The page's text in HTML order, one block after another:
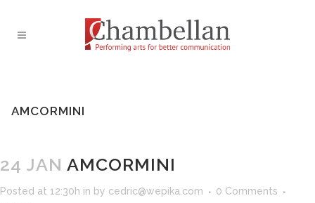
AMCORMINI
24 JAN AMCORMINI
Posted at 12:30h in by cedric@wepika.com
0 Comments